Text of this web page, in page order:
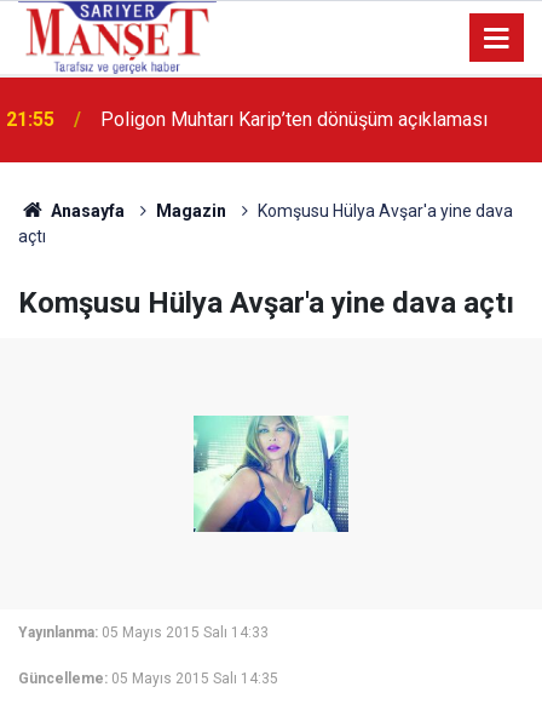
13:36 'Poligon'da İstanbul'a örnek proje gerçekleştirilecek'
Anasayfa Magazin
Komşusu Hülya Avşar'a yine dava
açtı
Komşusu Hülya Avşar'a yine dava açtı
Yayınlanma: 05 Mayıs 2015 Salı 14:33
Güncelleme: 05 Mayıs 2015 Salı 14:35